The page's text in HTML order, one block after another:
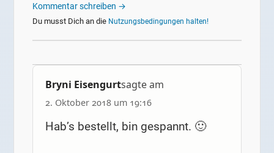
Kommentar schreiben →
Du musst Dich an die Nutzungsbedingungen halten!
Bryni Eisengurtsagte am
2. Oktober 2018 um 19:16
Hab’s bestellt, bin gespannt. 🙂